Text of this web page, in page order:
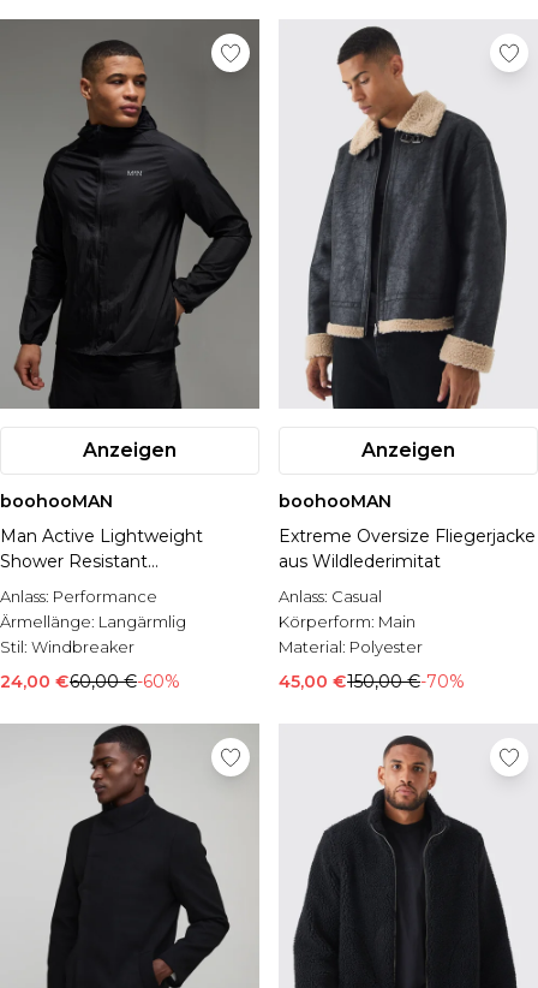
Anzeigen
boohooMAN
Man Active Lightweight
Shower Resistant
Windbreaker
Anlass: Performance
Ärmellänge: Langärmlig
Stil: Windbreaker
24,00 €60,00 €-60%
Anzeigen
boohooMAN
Extreme Oversize Fliegerjacke
aus Wildlederimitat
Anlass: Casual
Körperform: Main
Material: Polyester
45,00 €150,00 €-70%